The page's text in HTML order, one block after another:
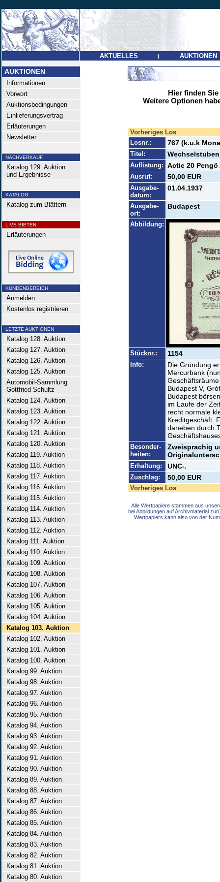
AKTUELLES | AUKTIONEN
AUKTIONEN
Informationen
Vorwort
Auktionsbedingungen
Einlieferungsvertrag
Erläuterungen
Newsletter
NACHVERKAUF
Katalog 129. Auktion
und Ergebnisse
KATALOG
Katalog zum Blättern
LIVE BIETEN
Erläuterungen
KUNDENBEREICH
Anmelden
Kostenlos registrieren
LETZTE AUKTIONEN
Katalog 128. Auktion
Katalog 127. Auktion
Katalog 126. Auktion
Katalog 125. Auktion
Automobil-Sammlung
Gottfried Schultz
Katalog 124. Auktion
Katalog 123. Auktion
Katalog 122. Auktion
Katalog 121. Auktion
Katalog 120. Auktion
Katalog 119. Auktion
Katalog 118. Auktion
Katalog 117. Auktion
Katalog 116. Auktion
Katalog 115. Auktion
Katalog 114. Auktion
Katalog 113. Auktion
Katalog 112. Auktion
Katalog 111. Auktion
Katalog 110. Auktion
Katalog 109. Auktion
Katalog 108. Auktion
Katalog 107. Auktion
Katalog 106. Auktion
Katalog 105. Auktion
Katalog 104. Auktion
Katalog 103. Auktion
Katalog 102. Auktion
Katalog 101. Auktion
Katalog 100. Auktion
Katalog 99. Auktion
Katalog 98. Auktion
Katalog 97. Auktion
Katalog 96. Auktion
Katalog 95. Auktion
Katalog 94. Auktion
Katalog 93. Auktion
Katalog 92. Auktion
Katalog 91. Auktion
Katalog 90. Auktion
Katalog 89. Auktion
Katalog 88. Auktion
Katalog 87. Auktion
Katalog 86. Auktion
Katalog 85. Auktion
Katalog 84. Auktion
Katalog 83. Auktion
Katalog 82. Auktion
Katalog 81. Auktion
Katalog 80. Auktion
Hier finden
Weitere Optionen
Vorheriges Los
Losnr.:
767 (k.u.k
Titel:
Auflistung: Actie 20 Pengö
Ausruf: 50,00 EUR
Ausgabe-
datum:
01.04.1937
Ausgabe-
ort:
Budapest
Abbildung:
Stücknr.: 1154
Info:
Die Gründung
Mercurbank
Budapest V,
Budapest
im Laufe der
recht normale
Kreditgeschäft.
daneben durch
Besonder-
heiten:
Zweisprachig
Erhaltung: UNC-.
Zuschlag: 50,00 EUR
Vorheriges Los
Alle Wertpapiere stammen aus
bei Abbildungen auf Archivmaterial
Wertpapiers kann also von der